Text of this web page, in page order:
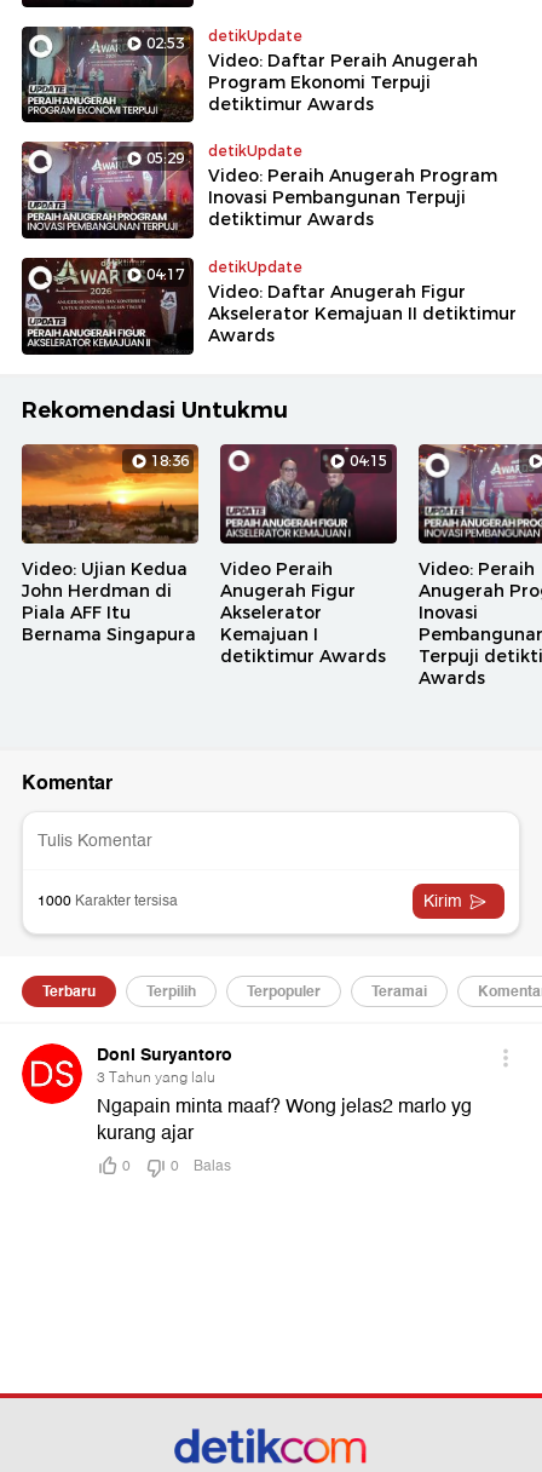
02:53 detikUpdate
Video: Daftar Peraih Anugerah
Program Ekonomi Terpuji
detiktimur Awards
05:29 detikUpdate
Video: Peraih Anugerah Program
Inovasi Pembangunan Terpuji
detiktimur Awards
04:17 detikUpdate
Video: Daftar Anugerah Figur
Akselerator Kemajuan II detiktimur
Awards
Rekomendasi Untukmu
18:36
Video: Ujian Kedua
John Herdman di
Piala AFF Itu
Bernama Singapura
04:15
Video Peraih
Anugerah Figur
Akselerator
Kemajuan I
detiktimur Awards
Video: Peraih
Anugerah
Inovasi
Terpuji
Awards